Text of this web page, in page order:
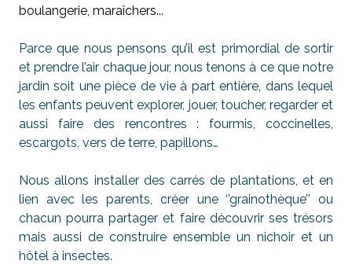
boulangerie, maraîchers...
Parce que nous pensons qu’il est primordial de sortir
et prendre l’air chaque jour, nous tenons à ce que notre
jardin soit une pièce de vie à part entière, dans lequel
les enfants peuvent explorer, jouer, toucher, regarder et
aussi faire des rencontres : fourmis, coccinelles,
escargots, vers de terre, papillons…
Nous allons installer des carrés de plantations, et en
lien avec les parents, créer une ‘’grainothèque’’ ou
chacun pourra partager et faire découvrir ses trésors
mais aussi de construire ensemble un nichoir et un
hôtel à insectes.